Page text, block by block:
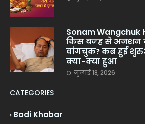
Sonam Wangchuk
किस वजह से अनशन
वांगचुक? कब हुई
क्या-क्या हुआ
जुलाई 18, 2026
CATEGORIES
Badi Khabar